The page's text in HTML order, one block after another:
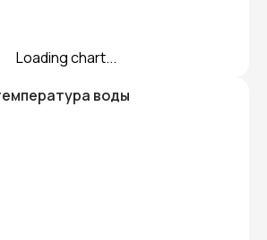
Loading chart...
воды